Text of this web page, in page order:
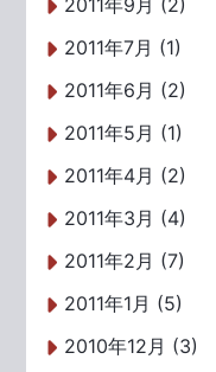
2011年9月 (2)
2011年7月 (1)
2011年6月 (2)
2011年5月 (1)
2011年4月 (2)
2011年3月 (4)
2011年2月 (7)
2011年1月 (5)
2010年12月 (3)